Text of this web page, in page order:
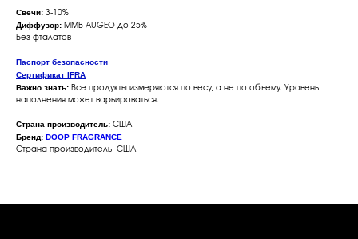
Свечи: 3-10%
Диффузор: MMB AUGEO до 25%
Без фталатов
Паспорт безопасности
Сертификат IFRA
Важно знать: Все продукты измеряются по весу, а не по объему. Уровень
наполнения может варьироваться.
Страна производитель: США
Бренд: DOOP FRAGRANCE
Страна производитель: США